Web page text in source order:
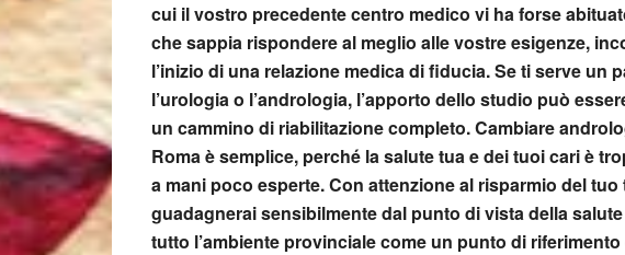
cui il vostro precedente centro medico vi ha forse
che sappia rispondere al meglio alle vostre esigenze,
l’inizio di una relazione medica di fiducia. Se ti serve un
l’urologia o l’andrologia, l’apporto dello studio può
un cammino di riabilitazione completo. Cambiare
Romaèsemplice, perché la salute tua e dei tuoi cari è
a mani poco esperte. Con attenzione al risparmio del
guadagnerai sensibilmente dal punto di vista della
tutto l’ambiente provinciale come un punto di